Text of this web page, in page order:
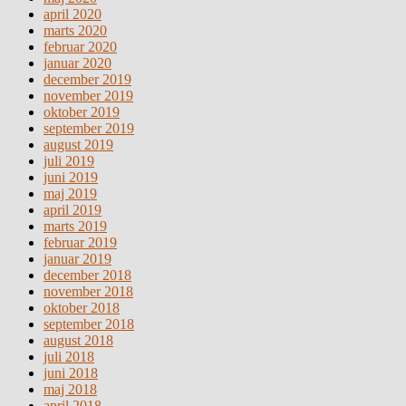
april 2020
marts 2020
februar 2020
januar 2020
december 2019
november 2019
oktober 2019
september 2019
august 2019
juli 2019
juni 2019
maj 2019
april 2019
marts 2019
februar 2019
januar 2019
december 2018
november 2018
oktober 2018
september 2018
august 2018
juli 2018
juni 2018
maj 2018